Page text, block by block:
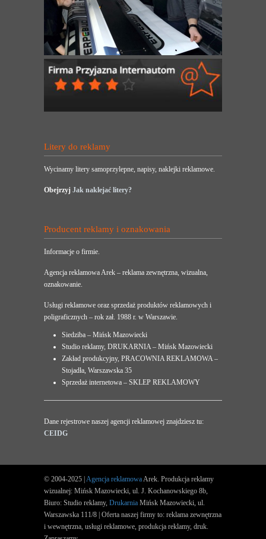
Litery do reklamy
Wycinamy litery samoprzylepne, napisy, naklejki reklamowe.
Obejrzyj Jak naklejać litery?
Producent reklamy i oznakowania
Informacje o firmie.
Agencja reklamowa Arek – reklama zewnętrzna, wizualna,
oznakowanie.
Usługi reklamowe oraz sprzedaż produktów reklamowych i
poligraficznych – rok zał. 1988 r. w Warszawie.
Siedziba – Mińsk Mazowiecki
Studio reklamy, DRUKARNIA – Mińsk Mazowiecki
Zakład produkcyjny, PRACOWNIA REKLAMOWA –
Stojadła, Warszawska 35
Sprzedaż internetowa – SKLEP REKLAMOWY
Dane rejestrowe naszej agencji reklamowej znajdziesz tu:
CEIDG
© 2004-2025 | Agencja reklamowaArek. Produkcja reklamy
wizualnej: Mińsk Mazowiecki, ul. J. Kochanowskiego 8b,
Biuro: Studio reklamy, Drukarnia Mińsk Mazowiecki, ul.
Warszawska 111/8 | Oferta naszej firmy to: reklama zewnętrzna
i wewnętrzna, usługi reklamowe, produkcja reklamy, druk.